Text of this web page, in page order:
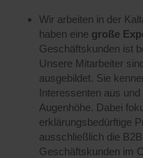
Wir arbeiten in der
haben eine große
Geschäftskunden ist
Unsere Mitarbeiter
ausgebildet. Sie
Interessenten aus
Augenhöhe. Dabei
erklärungsbedürftige
ausschließlich die
Geschäftskunden im